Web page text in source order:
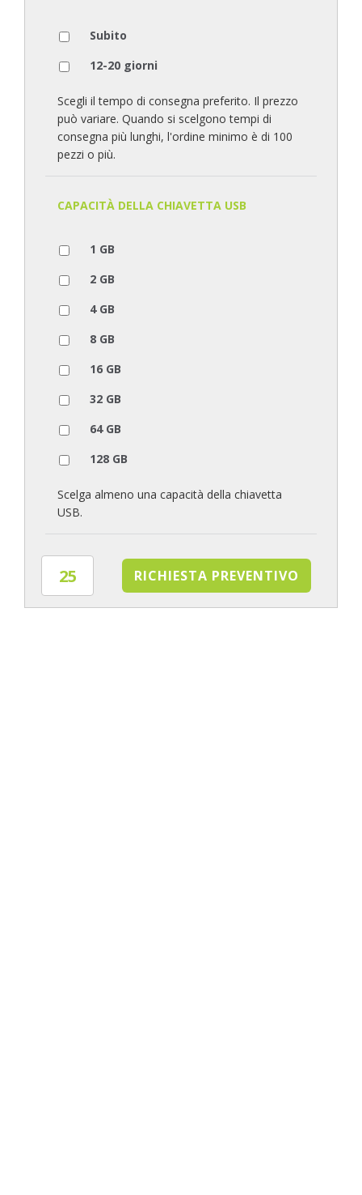
Subito
12-20 giorni
Scegli il tempo di consegna preferito. Il prezzo
può variare. Quando si scelgono tempi di
consegna più lunghi, l'ordine minimo è di 100
pezzi o più.
CAPACITÀ DELLA CHIAVETTA USB
1 GB
2 GB
4 GB
8 GB
16 GB
32 GB
64 GB
128 GB
Scelga almeno una capacità della chiavetta
USB.